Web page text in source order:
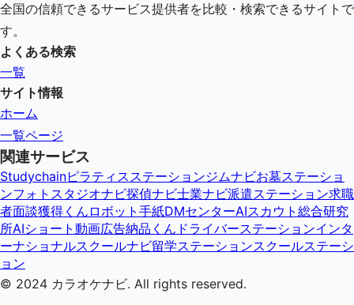
全国の信頼できるサービス提供者を比較・検索できるサイトで
す。
よくある検索
一覧
サイト情報
ホーム
一覧ページ
関連サービス
Studychainピラティスステーションジムナビお墓ステーショ
ンフォトスタジオナビ探偵ナビ士業ナビ派遣ステーション求職
者面談獲得くん ロボット手紙DMセンターAIスカウト総合研究
所AIショート動画広告納品くん ドライバーステーションインタ
ーナショナルスクールナビ留学ステーションスクールステーシ
ョン
© 2024 カラオケナビ. All rights reserved.